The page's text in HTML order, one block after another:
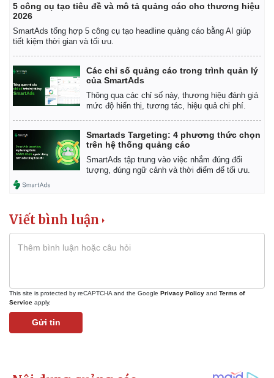
5 công cụ tạo tiêu đề và mô tả quảng cáo cho thương hiệu
2026
SmartAds tổng hợp 5 công cụ tạo headline quảng cáo bằng AI giúp
tiết kiệm thời gian và tối ưu.
Các chỉ số quảng cáo trong trình quản lý
của SmartAds
Thông qua các chỉ số này, thương hiệu đánh giá
mức độ hiển thị, tương tác, hiệu quả chi phí.
Smartads Targeting: 4 phương thức chọn
trên hệ thống quảng cáo
SmartAds tập trung vào việc nhắm đúng đối
tượng, đúng ngữ cảnh và thời điểm để tối ưu.
Viết bình luận
This site is protected by reCAPTCHA and the Google Privacy Policy and Terms of
Service apply.
Gửi tin